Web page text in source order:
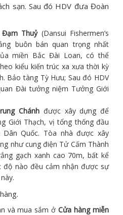
sạn. Sau đó HDV đưa Đoàn
Thuỷ(Dansui Fishermen’s
buôn bán quan trọng nhất
miền Bắc Đài Loan, có thể
kiểu kiến trúc xa xưa thời kỳ
Bảo tàng Tỳ Hưu; Sau đó HDV
Đài tưởng niệm Tưởng Giới
Chánh được xây dựng để
Giới Thạch, vị tổng thống đầu
Quốc. Tòa nhà được xây
như cung điện Tử Cấm Thành
gạch xanh cao 70m, bất kể
độ nào đều cảm nhận được sự
và mua sắm ởCửa hàng miễn